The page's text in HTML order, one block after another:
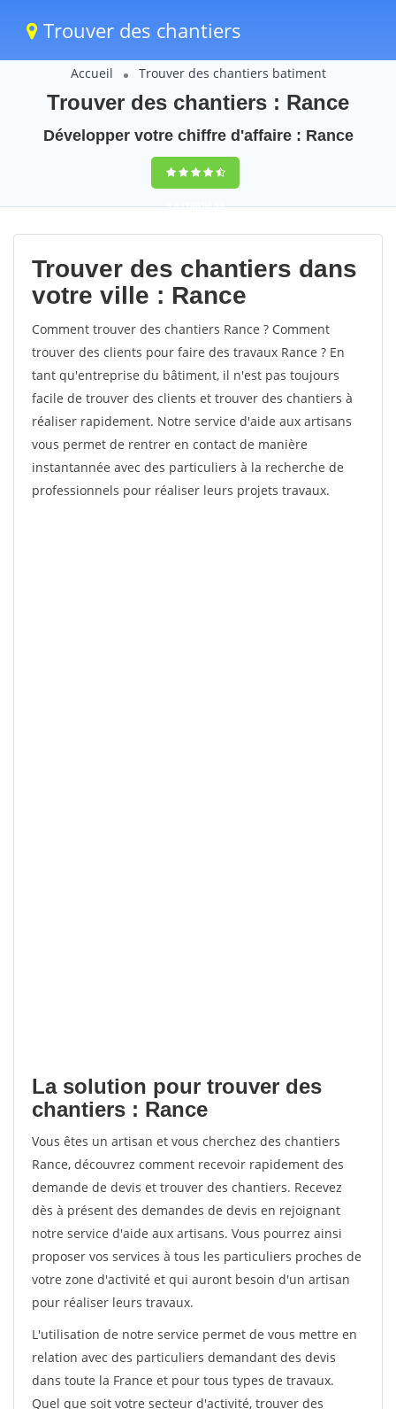
Trouver des chantiers
Accueil Trouver des chantiers batiment
Trouver des chantiers : Rance
Développer votre chiffre d'affaire : Rance
9,5(100%)53
votes
Trouver des chantiers dans
votre ville : Rance
Comment trouver des chantiers Rance ? Comment
trouver des clients pour faire des travaux Rance ? En
tant qu'entreprise du bâtiment, il n'est pas toujours
facile de trouver des clients et trouver des chantiers à
réaliser rapidement. Notre service d'aide aux artisans
vous permet de rentrer en contact de manière
instantannée avec des particuliers à la recherche de
professionnels pour réaliser leurs projets travaux.
La solution pour trouver des
chantiers : Rance
Vous êtes un artisan et vous cherchez des chantiers
Rance, découvrez comment recevoir rapidement des
demande de devis et trouver des chantiers. Recevez
dès à présent des demandes de devis en rejoignant
notre service d'aide aux artisans. Vous pourrez ainsi
proposer vos services à tous les particuliers proches de
votre zone d'activité et qui auront besoin d'un artisan
pour réaliser leurs travaux.
L'utilisation de notre service permet de vous mettre en
relation avec des particuliers demandant des devis
dans toute la France et pour tous types de travaux.
Quel que soit votre secteur d'activité, trouver des